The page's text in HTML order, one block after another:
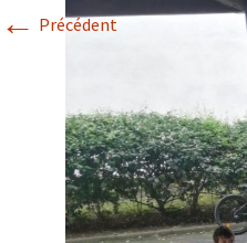
← Précédent